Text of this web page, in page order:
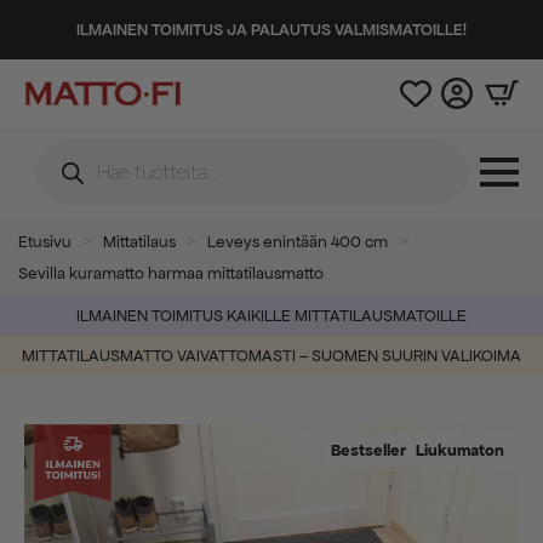
ILMAINEN TOIMITUS JA PALAUTUS VALMISMATOILLE!
search
Etusivu Mittatilaus
Leveys enintään 400 cm
Sevilla kuramatto harmaa mittatilausmatto
ILMAINEN TOIMITUS KAIKILLE MITTATILAUSMATOILLE
MITTATILAUSMATTO VAIVATTOMASTI – SUOMEN SUURIN VALIKOIMA
Bestseller Liukumaton